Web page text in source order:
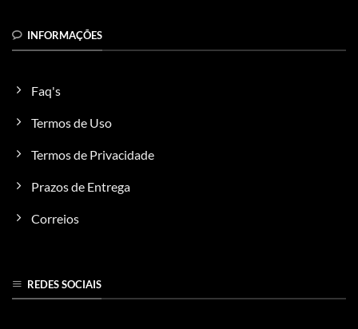
INFORMAÇÕES
Faq's
Termos de Uso
Termos de Privacidade
Prazos de Entrega
Correios
REDES SOCIAIS